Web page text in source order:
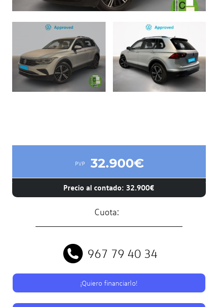
PVP 32.900€
Precio al contado: 32.900€
Cuota:
967 79 40 34
¡Quiero financiarlo!